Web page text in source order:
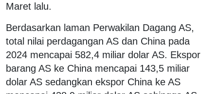
Maret lalu.
Berdasarkan laman Perwakilan Dagang AS,
total nilai perdagangan AS dan China pada
2024 mencapai 582,4 miliar dolar AS. Ekspor
barang AS ke China mencapai 143,5 miliar
dolar AS sedangkan ekspor China ke AS